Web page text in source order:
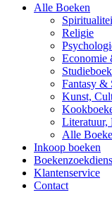
Alle Boeken
Religie
Economie
Fantasy &
Kunst,
Literatuur,
Alle
Inkoop boeken
Klantenservice
Contact